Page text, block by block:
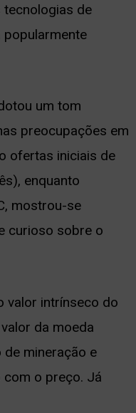
tecnologias de
um tom
preocupações em
ofertas iniciais de
enquanto
mostrou-se
curioso sobre o
valor intrínseco do
da moeda
mineração e
o preço. Já